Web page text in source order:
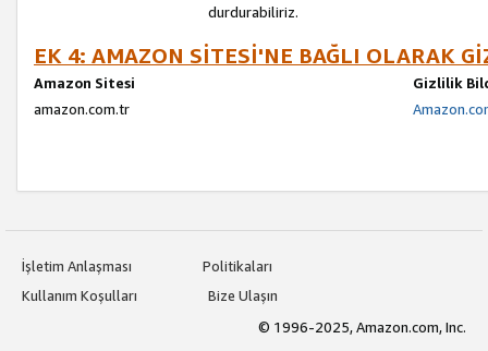
durdurabiliriz.
EK 4: AMAZON SİTESİ'NE BAĞLI OLARAK
Amazon Sitesi
Gizlilik
amazon.com.tr
İşletim Anlaşması
Politikaları
Kullanım Koşulları
Bize Ulaşın
© 1996-2025, Amazon.com, Inc.